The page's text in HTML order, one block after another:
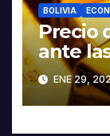
BOLIVIA
Precio
ante
contra
ENE 29,